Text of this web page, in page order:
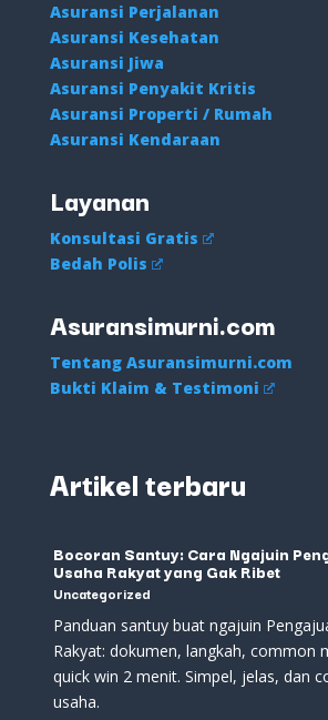
Asuransi Perjalanan
Asuransi Kesehatan
Asuransi Jiwa
Asuransi Penyakit Kritis
Asuransi Properti / Rumah
Asuransi Kendaraan
Layanan
Konsultasi Gratis
Bedah Polis
Asuransimurni.com
Tentang Asuransimurni.com
Bukti Klaim & Testimoni
Artikel terbaru
Bocoran Santuy: Cara Ngajuin
Usaha Rakyat yang Gak Ribet
Uncategorized
Panduan santuy buat ngajuin
Rakyat: dokumen, langkah, common
quick win 2 menit. Simpel, jelas, dan
usaha.